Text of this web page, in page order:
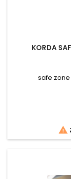
KORDA
safe zone
